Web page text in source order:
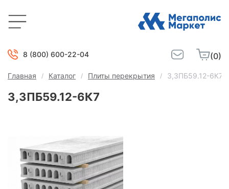
8 (800) 600-22-04 (0)
Главная Каталог Плиты перекрытия 3,3ПБ59.12-6К7
3,3ПБ59.12-6К7